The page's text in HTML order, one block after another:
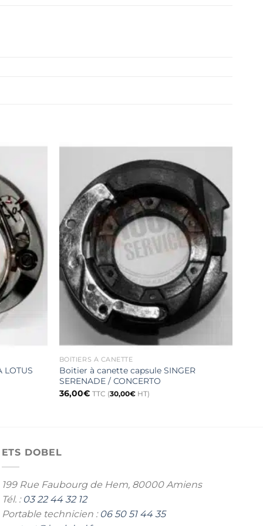
LOTUS
BOÎTIERS À CANETTE
Boitier à canette capsule SINGER
SERENADE / CONCERTO
36,00€ TTC (30,00€HT)
ETS DOBEL
199 Rue Faubourg de Hem, 80000 Amiens
Tél. : 03 22 44 32 12
Portable technicien : 06 50 51 44 35